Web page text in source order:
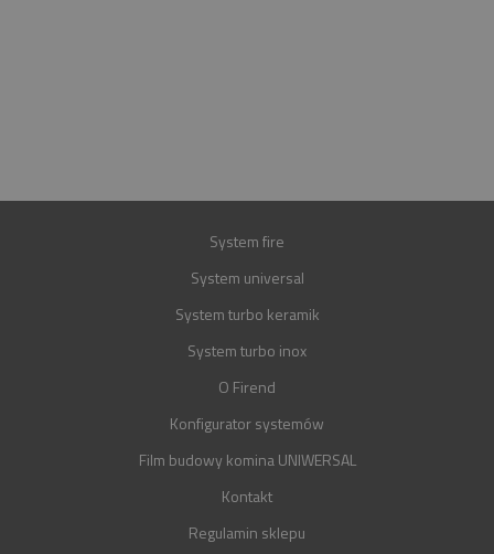
System fire
System universal
System turbo keramik
System turbo inox
O Firend
Konfigurator systemów
Film budowy komina UNIWERSAL
Kontakt
Regulamin sklepu